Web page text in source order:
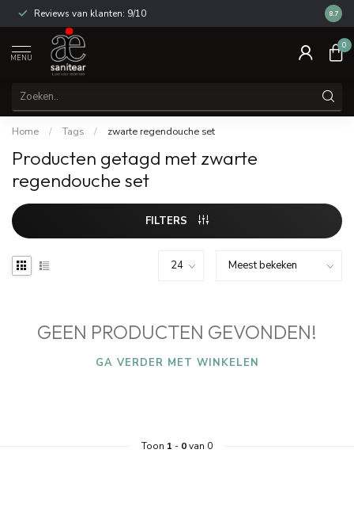
Reviews van klanten: 9/10 14
8.7
MENU
0
Home / Tags / zwarte regendouche set
Producten getagd met zwarte
regendouche set
FILTERS
GEEN PRODUCTEN GEVONDEN!
GA VERDER MET WINKELEN
Toon 1 - 0van 0